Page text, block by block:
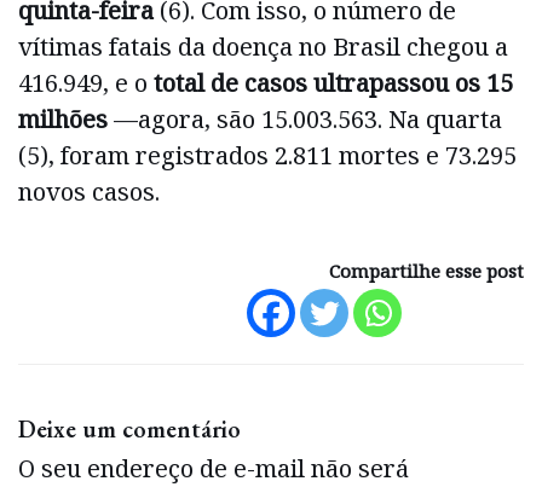
quinta-feira(6). Com isso, o número de
vítimas fatais da doença no Brasil chegou a
416.949, e o total de casos ultrapassou os 15
milhões—agora, são 15.003.563. Na quarta
(5), foram registrados 2.811 mortes e 73.295
novos casos.
Compartilhe esse post
Deixe um comentário
O seu endereço de e-mail não será